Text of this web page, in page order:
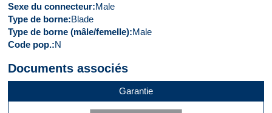
Sexe du connecteur Male
Type de borne Blade
Type de borne (mâle/femelle) Male
Code pop. N
Documents associés
Garantie